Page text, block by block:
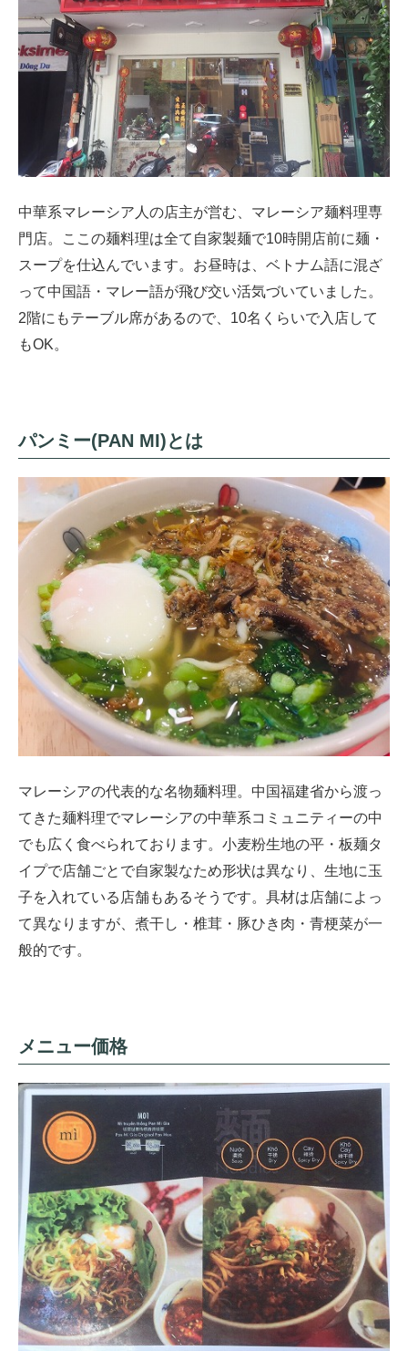
中華系マレーシア人の店主が営む、マレーシア麺料理専
門店。ここの麺料理は全て自家製麺で10時開店前に麺・
スープを仕込んでいます。お昼時は、ベトナム語に混ざ
って中国語・マレー語が飛び交い活気づいていました。
2階にもテーブル席があるので、10名くらいで入店して
もOK。
パンミー(PAN MI)とは
マレーシアの代表的な名物麺料理。中国福建省から渡っ
てきた麺料理でマレーシアの中華系コミュニティーの中
でも広く食べられております。小麦粉生地の平・板麺タ
イプで店舗ごとで自家製なため形状は異なり、生地に玉
子を入れている店舗もあるそうです。具材は店舗によっ
て異なりますが、煮干し・椎茸・豚ひき肉・青梗菜が一
般的です。
メニュー価格